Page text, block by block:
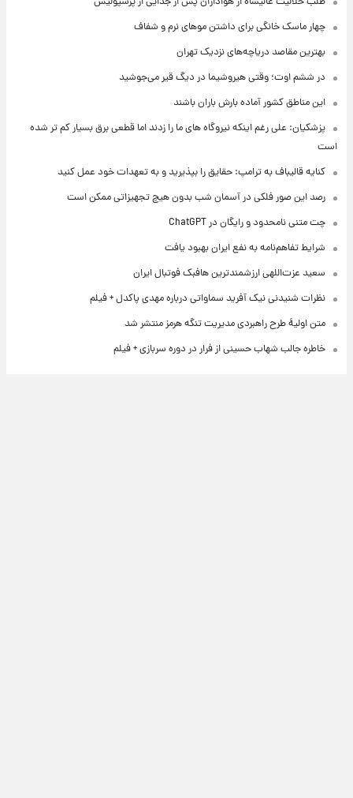
چهار ماسک خانگی برای داشتن موهای نرم و شفاف
بهترین مقاصد دریاچه‌های نزدیک تهران
در ششم اوت؛ وقتی هیروشیما در دیگ قیر می‌جوشید
این مناطق کشور آماده بارش باران باشند
پزشکیان: علی رغم اینکه نیروگاه های ما را زدند اما قطعی برق بسیار کم تر شده
است
کنایه قالیباف به ترامپ: حقایق را بپذیرید و به تعهدات خود عمل کنید
رصد این صور فلکی در آسمان شب بدون هیچ تجهیزاتی ممکن است
چت متنی نامحدود و رایگان در ChatGPT
شرایط تفاهم‌نامه به نفع ایران بهبود یافت
سعید عزت‌اللهی ارزشمندترین هافبک فوتبال ایران
نظرات شنیدنی نیک آفرید سماواتی درباره مهدی پاکدل + فیلم
متن اولیۀ طرح راهبردی مدیریت تنگه هرمز منتشر شد
خاطره جالب شهاب حسینی از فرار در دوره سربازی + فیلم